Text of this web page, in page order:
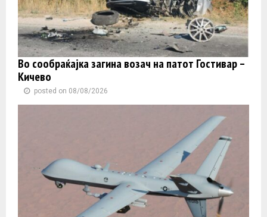
Во сообраќајка загина возач на патот Гостивар –
Кичево
posted on 08/08/2026